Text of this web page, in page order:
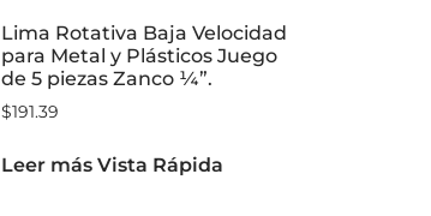
Lima Rotativa Baja Velocidad
para Metal y Plásticos Juego
de 5 piezas Zanco ¼”.
$191.39
Leer más Vista Rápida